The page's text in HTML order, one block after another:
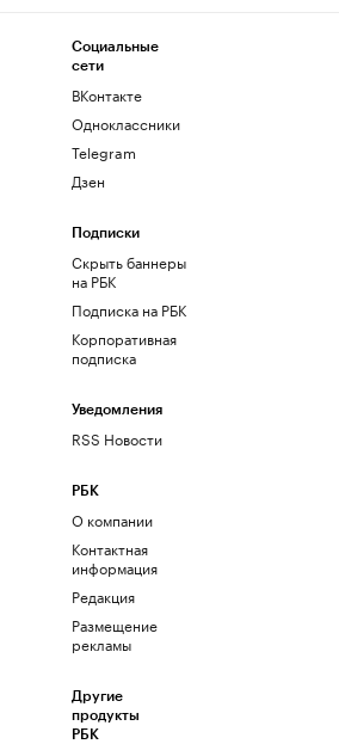
Социальные
сети
ВКонтакте
Одноклассники
Telegram
Дзен
Подписки
Скрыть баннеры
на РБК
Подписка на РБК
Корпоративная
подписка
Уведомления
RSS Новости
РБК
О компании
Контактная
информация
Редакция
Размещение
рекламы
Другие
продукты
РБК